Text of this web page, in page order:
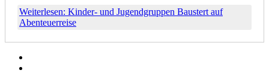
Weiterlesen: Kinder- und Jugendgruppen Baustert auf
Abenteuerreise